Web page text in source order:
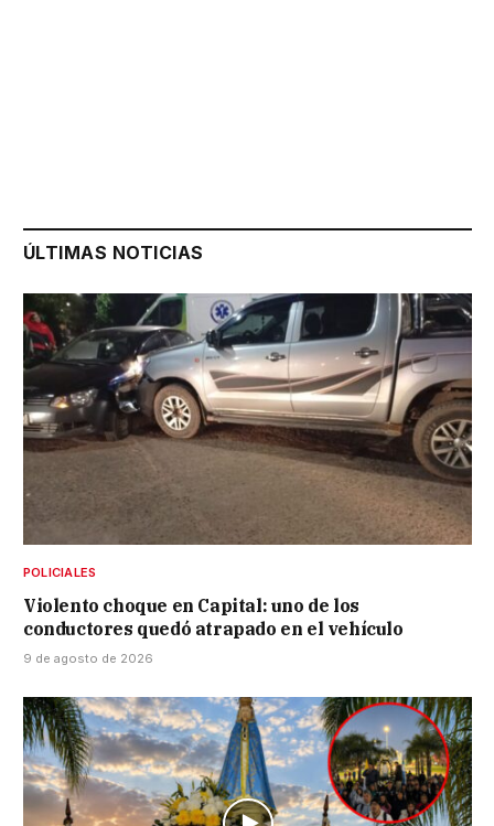
ÚLTIMAS NOTICIAS
POLICIALES
Violento choque en Capital: uno de los
conductores quedó atrapado en el vehículo
9 de agosto de 2026